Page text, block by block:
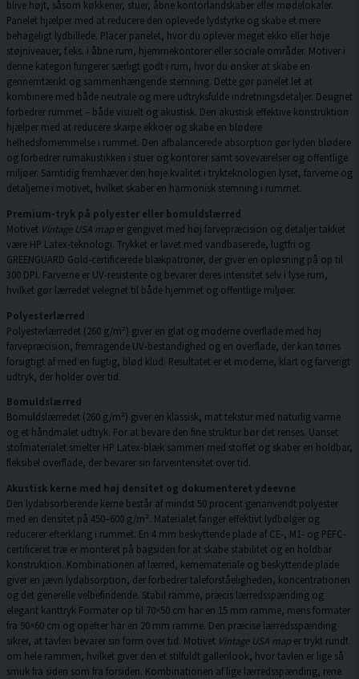
blive højt, såsom køkkener, stuer, åbne kontorlandskaber eller mødelokaler.
Panelet hjælper med at reducere den oplevede lydstyrke og skabe et mere
behageligt lydbillede. Placer panelet, hvor du oplever meget ekko eller høje
støjniveauer, f.eks. i åbne rum, hjemmekontorer eller sociale områder. Motiver i
denne kategori fungerer særligt godt i rum, hvor du ønsker at skabe en
gennemtænkt og sammenhængende stemning. Dette gør panelet let at
kombinere med både neutrale og mere udtryksfulde indretningsdetaljer. Designet
forbedrer rummet – både visuelt og akustisk. Den akustisk effektive konstruktion
hjælper med at reducere skarpe ekkoer og skabe en blødere
helhedsfornemmelse i rummet. Den afbalancerede absorption gør lyden blødere
og forbedrer rumakustikken i stuer og kontorer samt soveværelser og offentlige
miljøer. Samtidig fremhæver den høje kvalitet i trykteknologien lyset, farverne og
detaljerne i motivet, hvilket skaber en harmonisk stemning i rummet.
Premium-tryk på polyester eller bomuldslærred
Motivet Vintage USA map er gengivet med høj farvepræcision og detaljer takket
være HP Latex-teknologi. Trykket er lavet med vandbaserede, lugtfri og
GREENGUARD Gold-certificerede blækpatroner, der giver en opløsning på op til
300 DPI. Farverne er UV-resistente og bevarer deres intensitet selv i lyse rum,
hvilket gør lærredet velegnet til både hjemmet og offentlige miljøer.
Polyesterlærred
Polyesterlærredet (260 g/m²) giver en glat og moderne overflade med høj
farvepræcision, fremragende UV-bestandighed og en overflade, der kan tørres
forsigtigt af med en fugtig, blød klud. Resultatet er et moderne, klart og farverigt
udtryk, der holder over tid.
Bomuldslærred
Bomuldslærredet (260 g/m²) giver en klassisk, mat tekstur med naturlig varme
og et håndmalet udtryk. For at bevare den fine struktur bør det renses. Uanset
stofmaterialet smelter HP Latex-blæk sammen med stoffet og skaber en holdbar,
fleksibel overflade, der bevarer sin farveintensitet over tid.
Akustisk kerne med høj densitet og dokumenteret ydeevne
Den lydabsorberende kerne består af mindst 50 procent genanvendt polyester
med en densitet på 450–600 g/m². Materialet fanger effektivt lydbølger og
reducerer efterklang i rummet. En 4 mm beskyttende plade af CE-, M1- og PEFC-
certificeret træ er monteret på bagsiden for at skabe stabilitet og en holdbar
konstruktion. Kombinationen af lærred, kernemateriale og beskyttende plade
giver en jævn lydabsorption, der forbedrer taleforståeligheden, koncentrationen
og det generelle velbefindende. Stabil ramme, præcis lærredsspænding og
elegant kanttryk Formater op til 70×50 cm har en 15 mm ramme, mens formater
fra 90×60 cm og opefter har en 20 mm ramme. Den præcise lærredsspænding
sikrer, at tavlen bevarer sin form over tid. Motivet Vintage USA map er trykt rundt
om hele rammen, hvilket giver den et stilfuldt gallerilook, hvor tavlen er lige så
smuk fra siden som fra forsiden. Kombinationen af lige lærredsspænding, rene